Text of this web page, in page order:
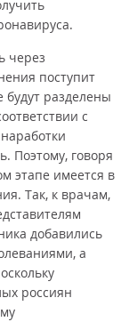
через
поступит
разделены
с
Поэтому, говоря
этапе имеется в
Так, к врачам,
добавились
а
россиян